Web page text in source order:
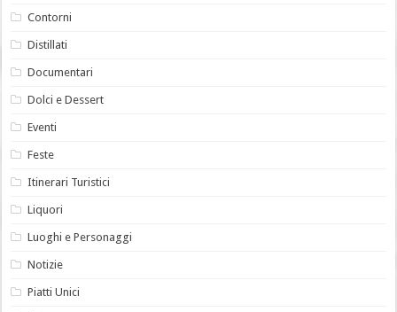
Contorni
Distillati
Documentari
Dolci e Dessert
Eventi
Feste
Itinerari Turistici
Liquori
Luoghi e Personaggi
Notizie
Piatti Unici